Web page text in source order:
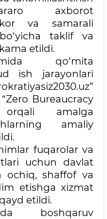
axborot
va samarali
taklif va
etildi.
qo‘mita
ish jarayonlari
Bureaucracy
amalga
amaliy
fuqarolar va
uchun davlat
ochiq, shaffof va
etishga xizmat
etildi.
boshqaruv